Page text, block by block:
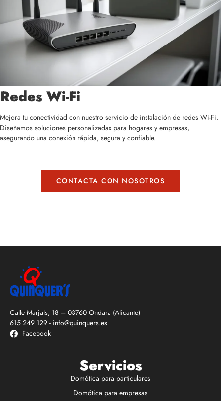
Redes Wi-Fi
Mejora tu conectividad con nuestro servicio de instalación de redes Wi-Fi.
Diseñamos soluciones personalizadas para hogares y empresas,
asegurando una conexión rápida, segura y confiable.
CONTACTA CON NOSOTROS
Calle Marjals, 18 – 03760 Ondara (Alicante)
615 249 129 - info@quinquers.es
Facebook
Servicios
Domótica para particulares
Domótica para empresas